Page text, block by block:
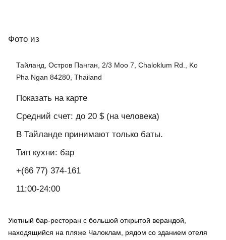
Фото из
Тайланд, Остров Панган, 2/3 Moo 7, Chaloklum Rd., Ko
Pha Ngan 84280, Thailand
Показать на карте
Средний счет: до 20 $ (на человека)
В Тайланде принимают только баты.
Тип кухни: бар
+(66 77) 374-161
11:00-24:00
Уютный бар-ресторан с большой открытой верандой,
находящийся на пляже Чалоклам, рядом со зданием отеля